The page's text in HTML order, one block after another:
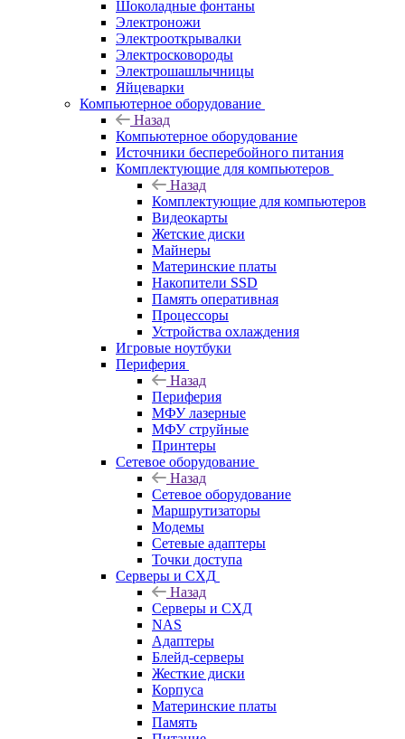
Шоколадные фонтаны
Электроножи
Электрооткрывалки
Электросковороды
Электрошашлычницы
Яйцеварки
Компьютерное оборудование
Назад
Компьютерное оборудование
Источники бесперебойного питания
Комплектующие для компьютеров
Назад
Комплектующие для компьютеров
Видеокарты
Жетские диски
Майнеры
Материнские платы
Накопители SSD
Память оперативная
Процессоры
Устройства охлаждения
Игровые ноутбуки
Периферия
Назад
Периферия
МФУ лазерные
МФУ струйные
Принтеры
Сетевое оборудование
Назад
Сетевое оборудование
Маршрутизаторы
Модемы
Сетевые адаптеры
Точки доступа
Серверы и СХД
Назад
Серверы и СХД
NAS
Адаптеры
Блейд-серверы
Жесткие диски
Корпуса
Материнские платы
Память